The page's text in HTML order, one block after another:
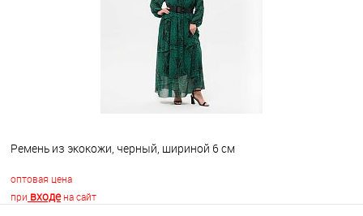
Ремень из экокожи, черный, шириной 6 см
оптовая цена
при входена сайт